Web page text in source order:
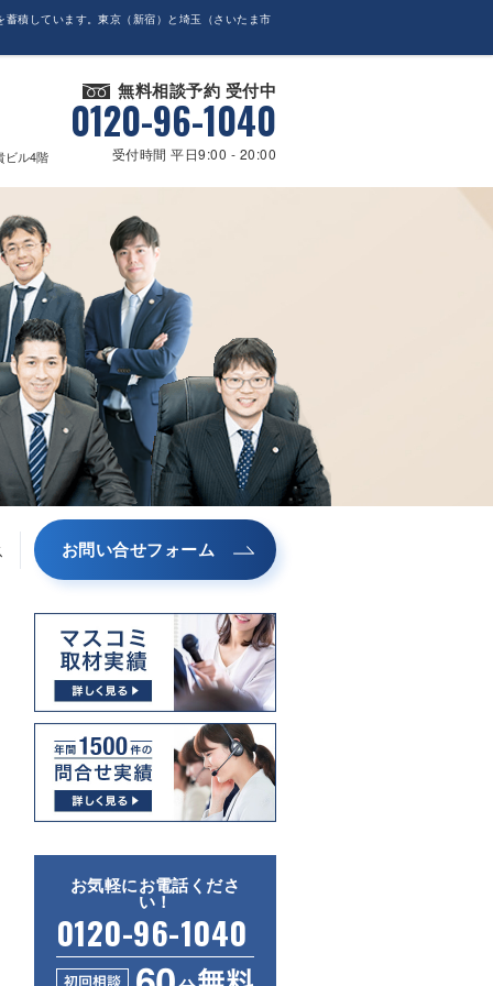
積しています。東京（新宿）と埼玉（さいたま市
ビル4階
無料相談予約 受付中
0120-96-1040
受付時間 平日9:00 - 20:00
お問い合せフォーム
お気軽にお電話くださ
い！
0120-96-1040